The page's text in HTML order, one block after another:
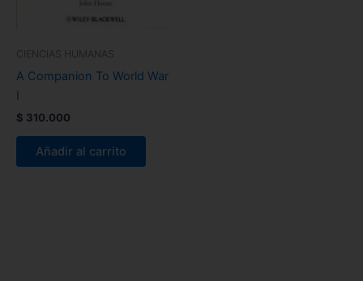
CIENCIAS HUMANAS
A Companion To World War
I
$ 310.000
Añadir al carrito